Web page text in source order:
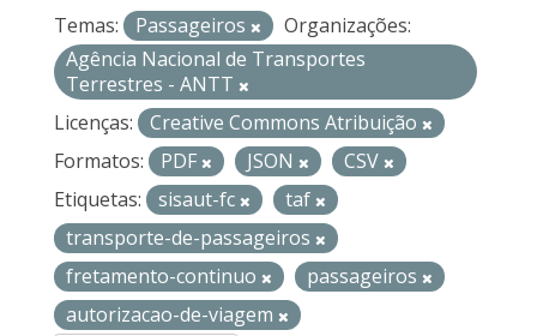
Temas: Passageiros
Organizações:
Agência Nacional de Transportes
Terrestres - ANTT
Licenças:
Creative Commons Atribuição
Formatos:
PDF JSON
CSV
Etiquetas:
sisaut-fc
taf
transporte-de-passageiros
fretamento-continuo
passageiros
autorizacao-de-viagem